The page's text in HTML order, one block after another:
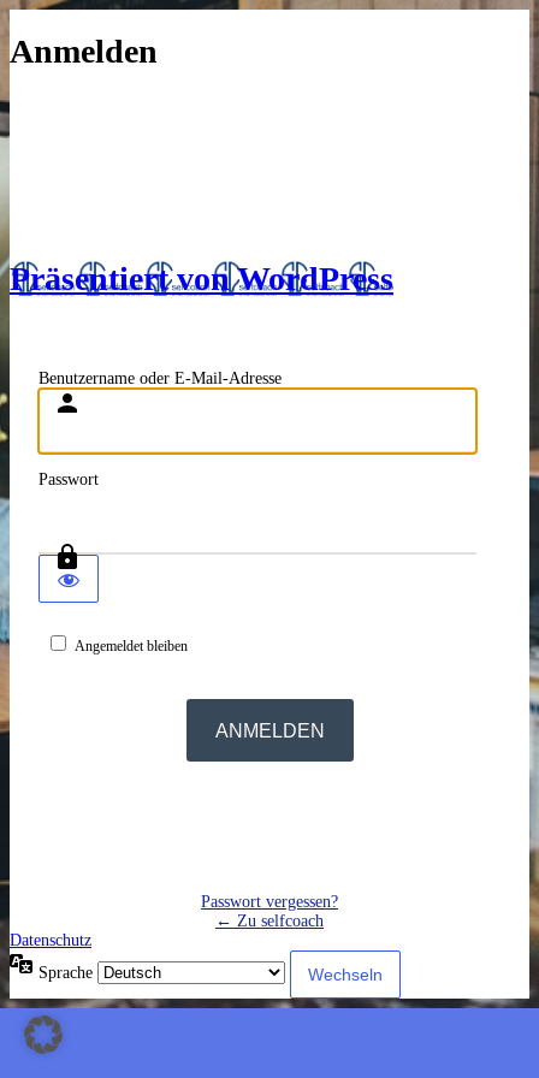
Anmelden
Präsentiert von WordPress
Benutzername oder E-Mail-Adresse
Passwort
Angemeldet bleiben
Passwort vergessen?
← Zu selfcoach
Datenschutz
Sprache